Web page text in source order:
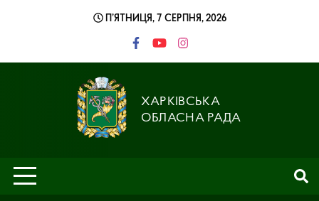
П’ЯТНИЦЯ, 7 СЕРПНЯ, 2026
ХАРКІВСЬКА
ОБЛАСНА РАДА